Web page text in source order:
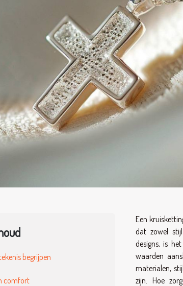
begrijpen
comfort
Een
dat zowel
designs, is
waarden
materialen,
zijn. Hoe